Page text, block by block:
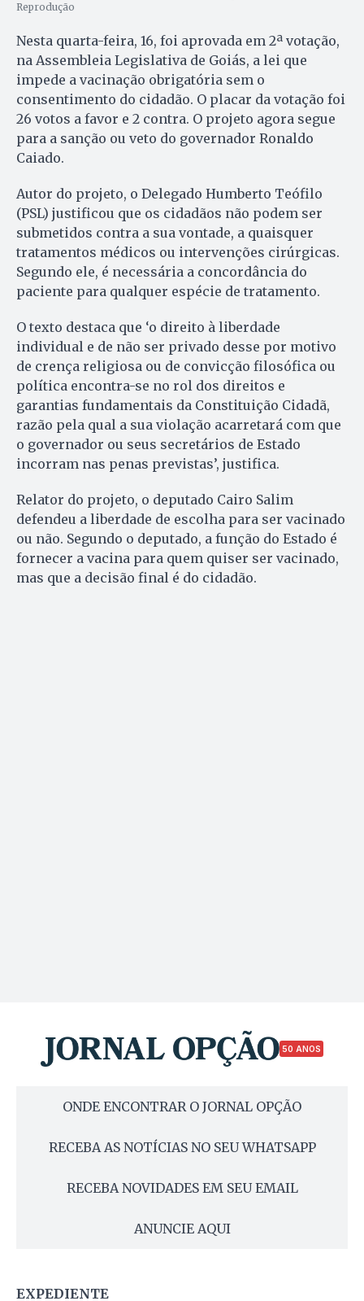
Reprodução
Nesta quarta-feira, 16, foi aprovada em 2ª votação,
na Assembleia Legislativa de Goiás, a lei que
impede a vacinação obrigatória sem o
consentimento do cidadão. O placar da votação foi
26 votos a favor e 2 contra. O projeto agora segue
para a sanção ou veto do governador Ronaldo
Caiado.
Autor do projeto, o Delegado Humberto Teófilo
(PSL) justificou que os cidadãos não podem ser
submetidos contra a sua vontade, a quaisquer
tratamentos médicos ou intervenções cirúrgicas.
Segundo ele, é necessária a concordância do
paciente para qualquer espécie de tratamento.
O texto destaca que ‘o direito à liberdade
individual e de não ser privado desse por motivo
de crença religiosa ou de convicção filosófica ou
política encontra-se no rol dos direitos e
garantias fundamentais da Constituição Cidadã,
razão pela qual a sua violação acarretará com que
o governador ou seus secretários de Estado
incorram nas penas previstas’, justifica.
Relator do projeto, o deputado Cairo Salim
defendeu a liberdade de escolha para ser vacinado
ou não. Segundo o deputado, a função do Estado é
fornecer a vacina para quem quiser ser vacinado,
mas que a decisão final é do cidadão.
50 ANOS
ONDE ENCONTRAR O JORNAL OPÇÃO
RECEBA AS NOTÍCIAS NO SEU WHATSAPP
RECEBA NOVIDADES EM SEU EMAIL
ANUNCIE AQUI
EXPEDIENTE